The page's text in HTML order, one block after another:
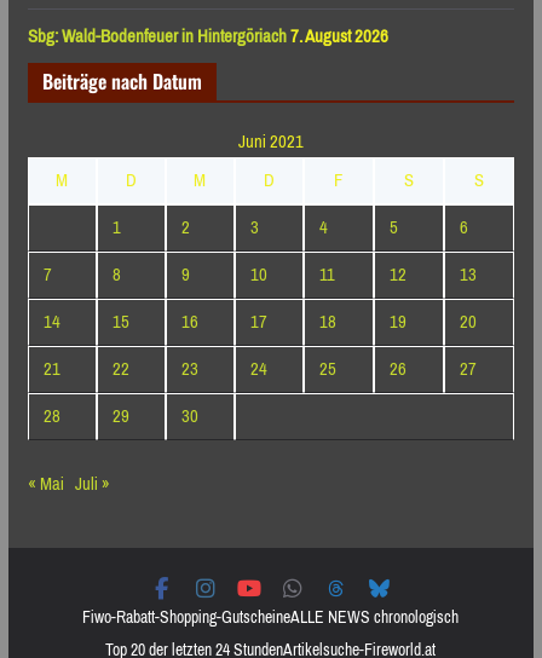
Sbg: Wald-Bodenfeuer in Hintergöriach7. August 2026
Beiträge nach Datum
Juni 2021
M
D M D F S
S
1
2 3 4 5
6
7
8 9 10 11 12
13
14
15 16 17 18 19
20
21
22 23 24 25 26
27
28
29
30
« Mai Juli »
Fiwo-Rabatt-Shopping-GutscheineALLE NEWS chronologisch
Top 20 der letzten 24 StundenArtikelsuche-Fireworld.at